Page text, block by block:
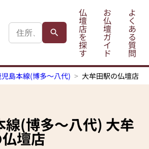
仏
壇
店
を
探
す
お
仏
壇
ガ
イ
ド
よ
く
あ
る
質
問
児島本線(博多～八代) 大牟田駅の仏壇店
線(博多～八代) 大牟
壇店